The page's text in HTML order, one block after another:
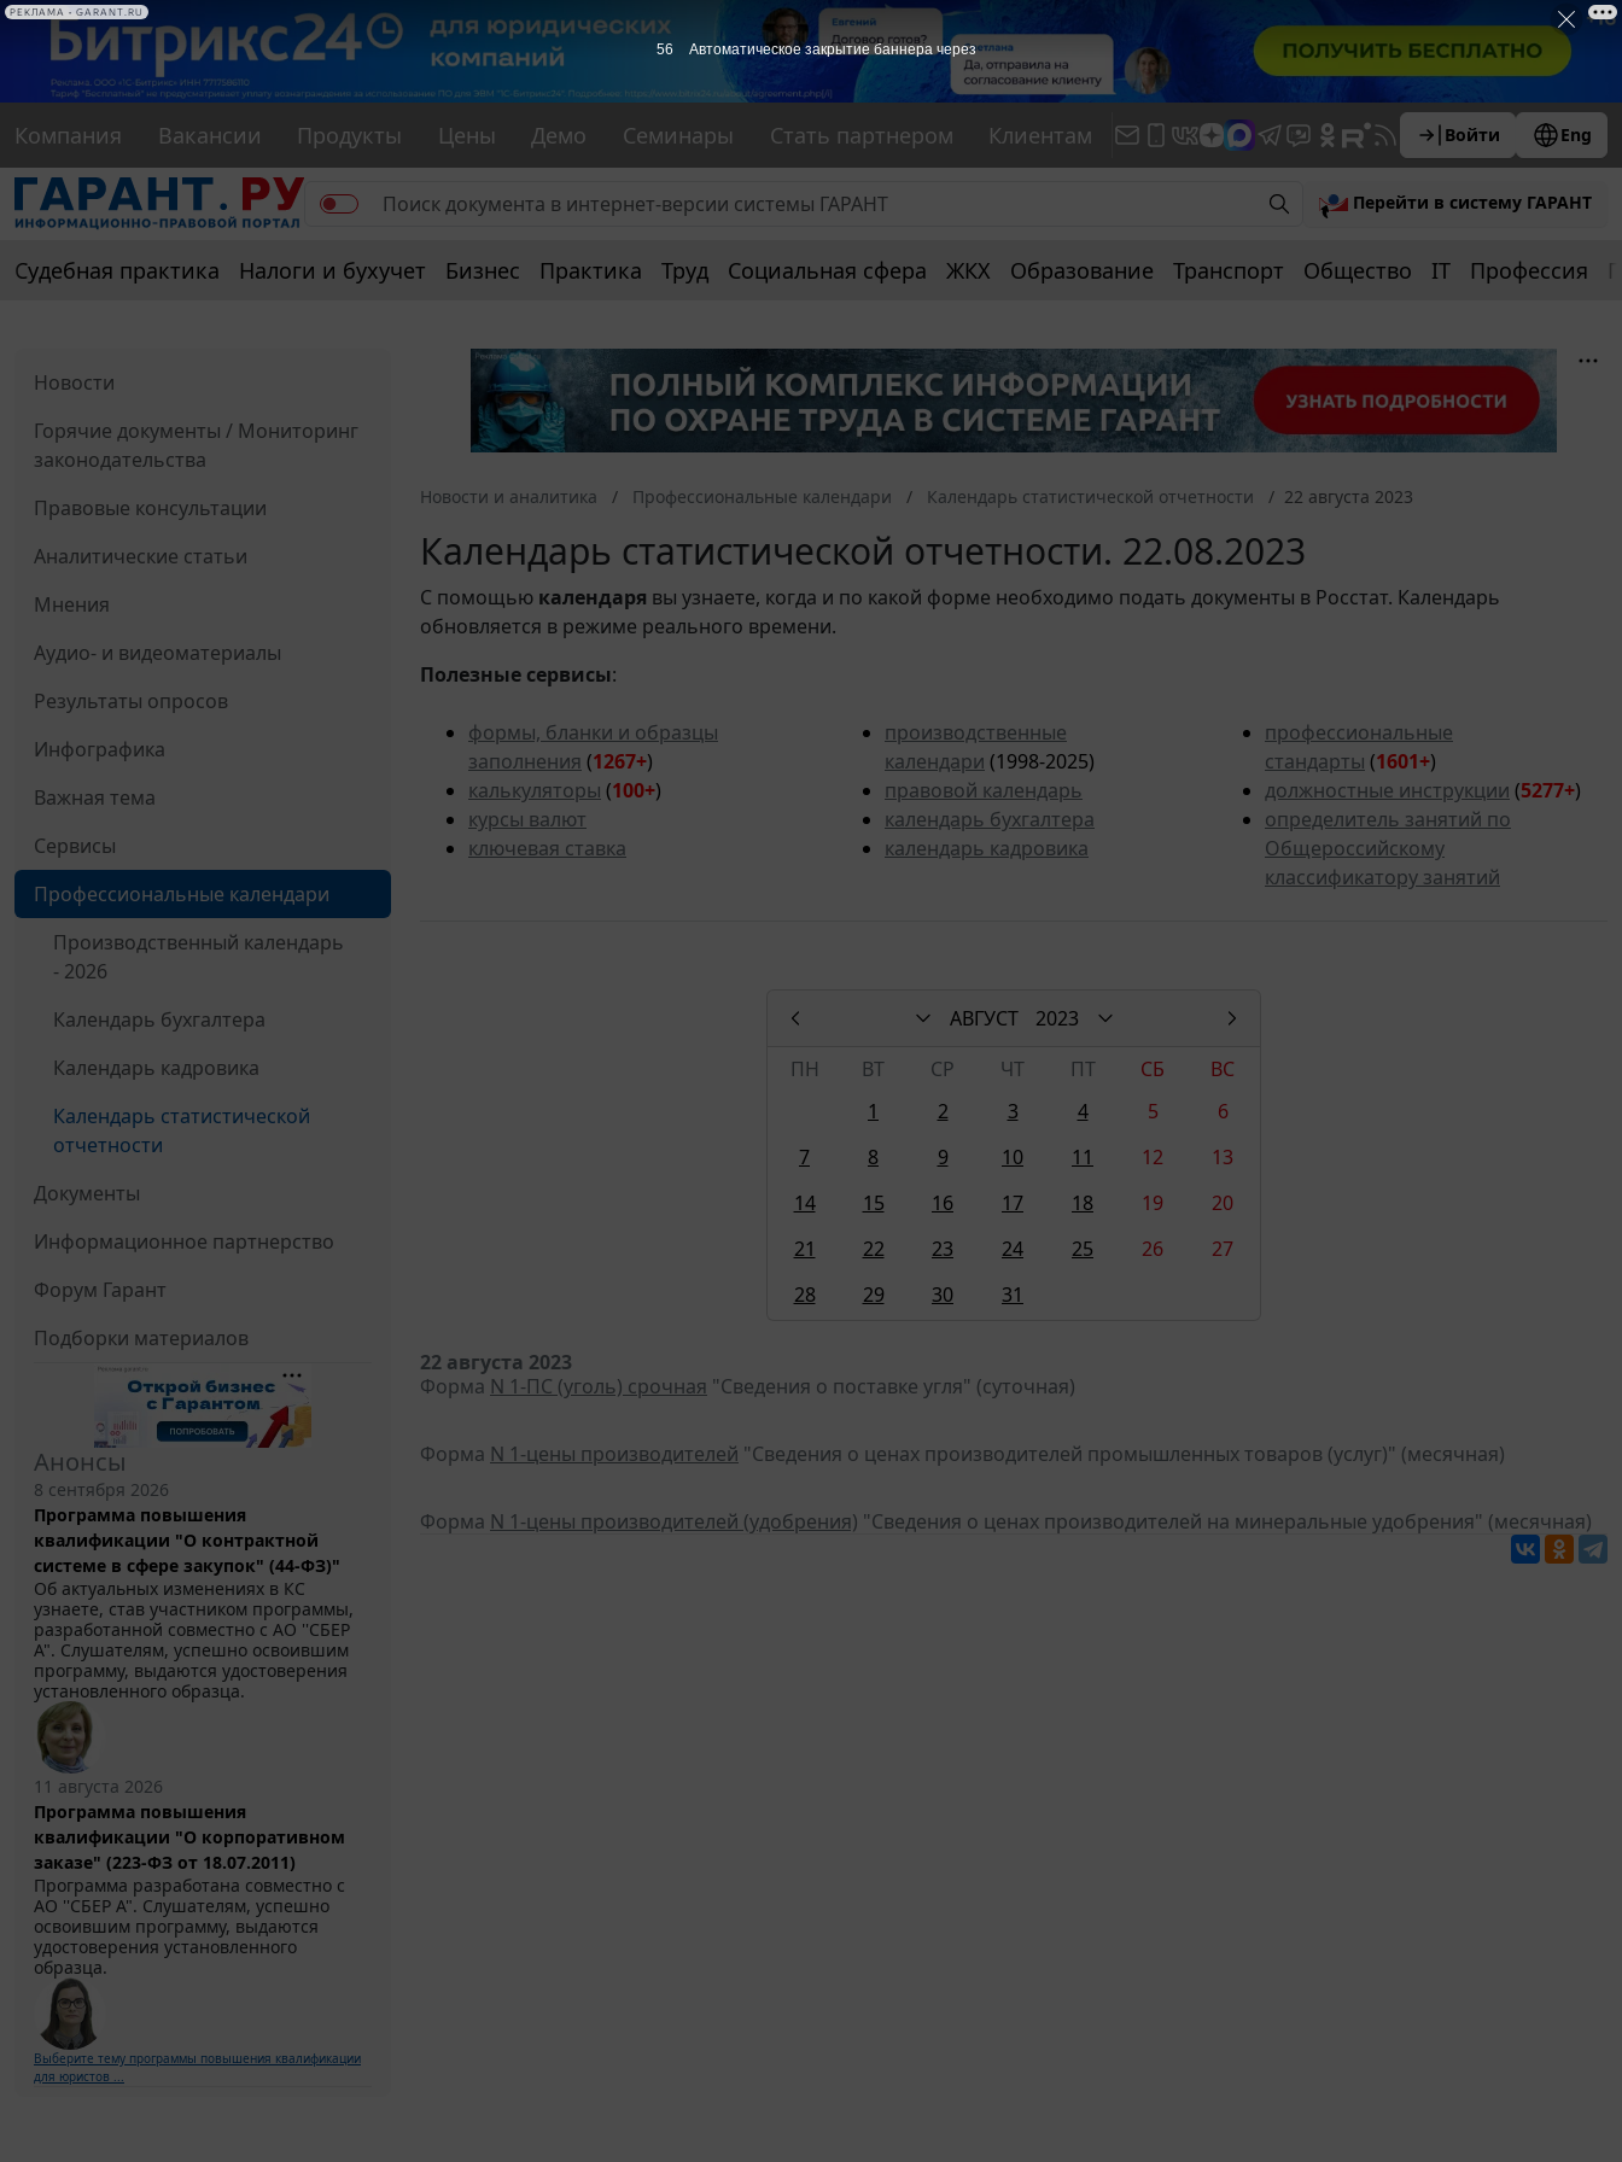
РЕКЛАМА
Компания Вакансии Продукты Цены Демо Семинары Стать партнером Клиентам Войти Eng
Перейти в систему ГАРАНТ
Судебная практика Налоги и бухучет Бизнес Практика Труд Социальная сфера ЖКХ Образование Транспорт Общество IT Профессия
Новости
Горячие документы / Мониторинг
законодательства
Правовые консультации
Аналитические статьи
Мнения
Аудио- и видеоматериалы
Результаты опросов
Инфографика
Важная тема
Сервисы
Профессиональные календари
Производственный календарь
- 2026
Календарь бухгалтера
Календарь кадровика
Календарь статистической
отчетности
Документы
Информационное партнерство
Форум Гарант
Подборки материалов
Анонсы
8 сентября 2026
Программа повышения
квалификации "О контрактной
системе в сфере закупок" (44-ФЗ)"
Об актуальных изменениях в КС
узнаете, став участником программы,
разработанной совместно с АО ''СБЕР
А". Слушателям, успешно освоившим
программу, выдаются удостоверения
установленного образца.
11 августа 2026
Программа повышения
квалификации "О корпоративном
заказе" (223-ФЗ от 18.07.2011)
Программа разработана совместно с
АО ''СБЕР А". Слушателям, успешно
освоившим программу, выдаются
удостоверения установленного
образца.
Выберите тему программы повышения квалификации
для юристов ...
Новости и аналитика Профессиональные календари Календарь статистической отчетности 22 августа 2023
Календарь статистической отчетности. 22.08.2023
С помощью календаря вы узнаете, когда и по какой форме необходимо подать документы в Росстат. Календарь
обновляется в режиме реального времени.
Полезные сервисы:
формы, бланки и образцы
заполнения (1267+)
калькуляторы (100+)
курсы валют
ключевая ставка
производственные
календари (1998-2025)
правовой календарь
календарь бухгалтера
календарь кадровика
профессиональные
стандарты (1601+)
должностные инструкции (5277+)
определитель занятий по
Общероссийскому
классификатору занятий
АВГУСТ
2023
ПН
ВТ СР ЧТ ПТ СБ
ВС
1
2 3 4 5
6
7
8 9 10 11 12
13
14
15 16 17 18 19
20
21
22 23 24 25 26
27
28
29 30 31
22 августа 2023
Форма N 1-ПС (уголь) срочная "Сведения о поставке угля" (суточная)
Форма N 1-цены производителей "Сведения о ценах производителей промышленных товаров (услуг)" (месячная)
Форма N 1-цены производителей (удобрения) "Сведения о ценах производителей на минеральные удобрения" (месячная)
56 Автоматическое закрытие баннера через
РЕКЛАМА • GARANT.RU